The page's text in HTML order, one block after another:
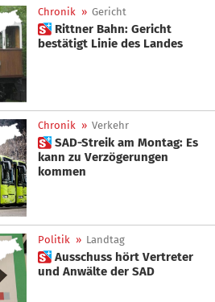
Chronik » Gericht
 Rittner Bahn: Gericht
bestätigt Linie des Landes
Chronik » Verkehr
 SAD-Streik am Montag: Es
kann zu Verzögerungen
kommen
Politik » Landtag
 Ausschuss hört Vertreter
und Anwälte der SAD